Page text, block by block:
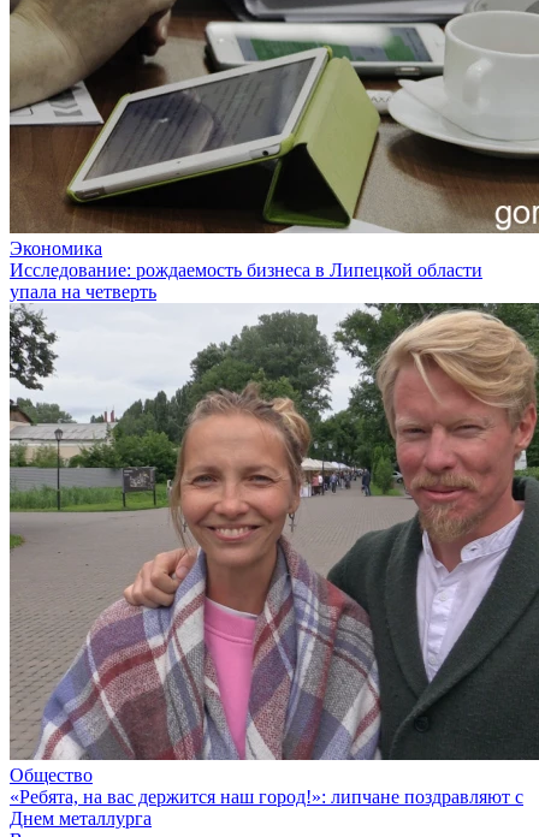
Экономика
Исследование: рождаемость бизнеса в Липецкой области
упала на четверть
Общество
«Ребята, на вас держится наш город!»: липчане поздравляют с
Днем металлурга